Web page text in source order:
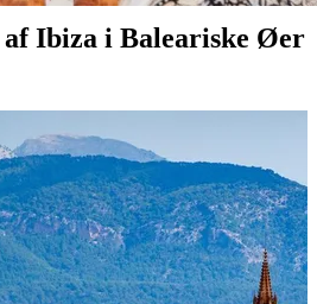
Ibiza i Baleariske Øer